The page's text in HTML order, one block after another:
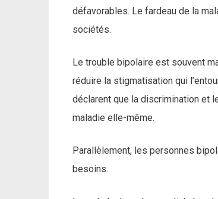
défavorables. Le fardeau de la
sociétés.
Le trouble bipolaire est souvent
réduire la stigmatisation qui
déclarent que la discrimination et
maladie elle-même.
Parallèlement, les personnes
besoins.